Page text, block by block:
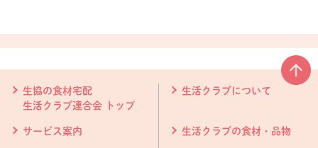
生協の食材宅配
生活クラブ連合会 トップ
生活クラブについて
サービス案内 生活クラブの食材・品物